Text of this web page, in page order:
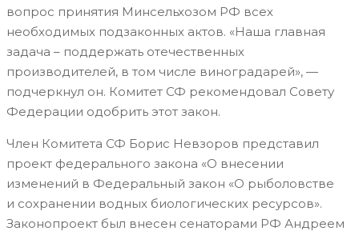
вопрос принятия Минсельхозом РФ всех
необходимых подзаконных актов. «Наша главная
задача – поддержать отечественных
производителей, в том числе виноградарей», —
подчеркнул он. Комитет СФ рекомендовал Совету
Федерации одобрить этот закон.
Член Комитета СФ Борис Невзоров представил
проект федерального закона «О внесении
изменений в Федеральный закон «О рыболовстве
и сохранении водных биологических ресурсов».
Законопроект был внесен сенаторами РФ Андреем